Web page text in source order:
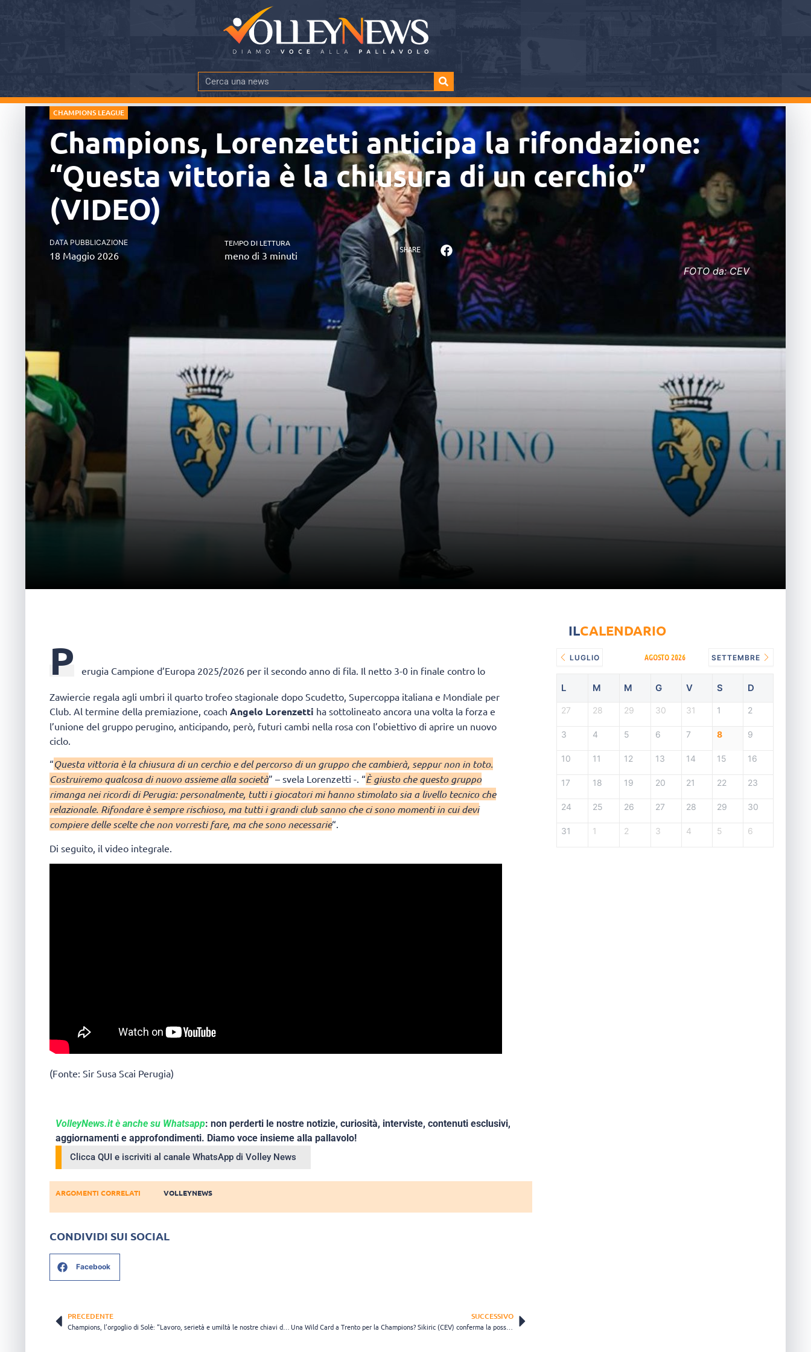
CHAMPIONS LEAGUE
Champions, Lorenzetti anticipa la rifondazione:
“Questa vittoria è la chiusura di un cerchio”
(VIDEO)
DATA PUBBLICAZIONE
18 Maggio 2026
TEMPO DI LETTURA
meno di 3 minuti SHARE
FOTO da: CEV
P erugia Campione d’Europa 2025/2026 per il secondo anno di fila. Il netto 3-0 in finale contro lo
Zawiercie regala agli umbri il quarto trofeo stagionale dopo Scudetto, Supercoppa italiana e Mondiale per
Club. Al termine della premiazione, coach Angelo Lorenzetti ha sottolineato ancora una volta la forza e
l’unione del gruppo perugino, anticipando, però, futuri cambi nella rosa con l’obiettivo di aprire un nuovo
ciclo.
“Questa vittoria è la chiusura di un cerchio e del percorso di un gruppo che cambierà, seppur non in toto.
Costruiremo qualcosa di nuovo assieme alla società” – svela Lorenzetti -. “È giusto che questo gruppo
rimanga nei ricordi di Perugia: personalmente, tutti i giocatori mi hanno stimolato sia a livello tecnico che
relazionale. Rifondare è sempre rischioso, ma tutti i grandi club sanno che ci sono momenti in cui devi
compiere delle scelte che non vorresti fare, ma che sono necessarie“.
Di seguito, il video integrale.
(Fonte: Sir Susa Scai Perugia)
VolleyNews.it è anche su Whatsapp: non perderti le nostre notizie, curiosità, interviste, contenuti esclusivi,
aggiornamenti e approfondimenti. Diamo voce insieme alla pallavolo!
Clicca QUI e iscriviti al canale WhatsApp di Volley News
ARGOMENTI CORRELATI VOLLEYNEWS
CONDIVIDI SUI SOCIAL
Facebook
PRECEDENTE SUCCESSIVO
Una Wild Card a Trento per la Champions? Sikiric (CEV) conferma la possibilità
ILCALENDARIO
LUGLIO AGOSTO 2026 SETTEMBRE
L M M G V S D
27 28 29 30 31 1 2
3 4 5 6 7 8 9
10 11 12 13 14 15 16
17 18 19 20 21 22 23
24 25 26 27 28 29 30
31 1 2 3 4 5 6